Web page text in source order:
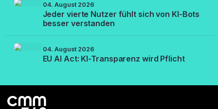
04. August 2026
Jeder vierte Nutzer fühlt sich von KI-Bots
besser verstanden
04. August 2026
EU AI Act: KI-Transparenz wird Pflicht